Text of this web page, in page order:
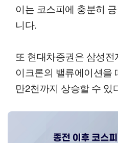
이는 코스피에 충분히
니다.
또 현대차증권은 삼성
이크론의 밸류에이션을
만2천까지 상승할 수 있